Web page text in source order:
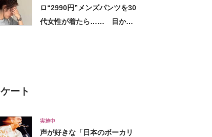
ロ“2990円”メンズパンツを30
代女性が着たら…… 目から
ート
実施中
声が好きな「日本のボーカリ